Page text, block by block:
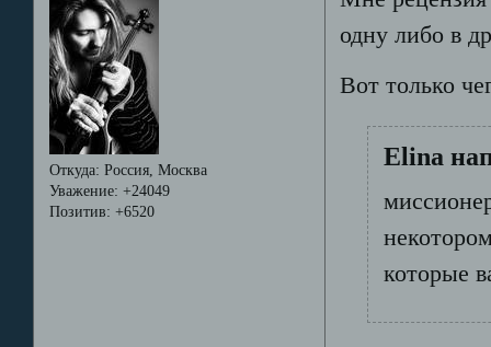
Откуда: Россия, Москва
Уважение: +24049
Позитив: +6520
одну либо в
Вот только
Elina
которые